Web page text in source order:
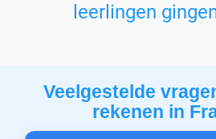
leerlingen
Veelgestelde
rekenen in